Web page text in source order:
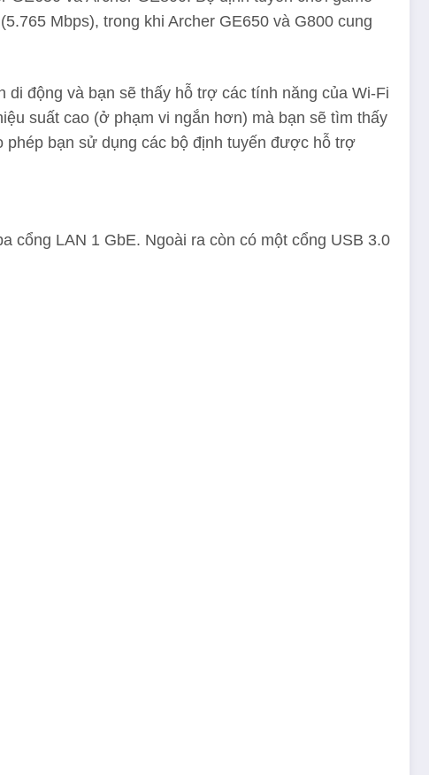
Mbps), trong khi Archer GE650 và G800 cung
động và bạn sẽ thấy hỗ trợ các tính năng của Wi-Fi
suất cao (ở phạm vi ngắn hơn) mà bạn sẽ tìm thấy
phép bạn sử dụng các bộ định tuyến được hỗ trợ
cổng LAN 1 GbE. Ngoài ra còn có một cổng USB 3.0